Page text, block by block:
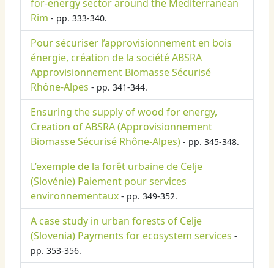
for-energy sector around the Mediterranean
Rim - pp. 333-340.
Pour sécuriser l’approvisionnement en bois
énergie, création de la société ABSRA
Approvisionnement Biomasse Sécurisé
Rhône-Alpes - pp. 341-344.
Ensuring the supply of wood for energy,
Creation of ABSRA (Approvisionnement
Biomasse Sécurisé Rhône-Alpes) - pp. 345-348.
L’exemple de la forêt urbaine de Celje
(Slovénie) Paiement pour services
environnementaux - pp. 349-352.
A case study in urban forests of Celje
(Slovenia) Payments for ecosystem services -
pp. 353-356.